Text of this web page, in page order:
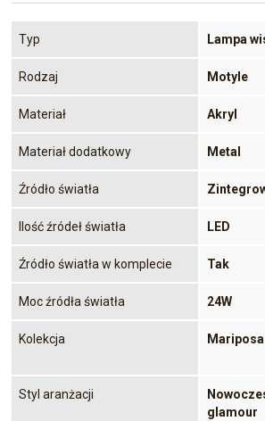
Typ Lampa
Rodzaj Motyle
Materiał Akryl
Materiał dodatkowy Metal
Źródło światła
Ilość źródeł światła LED
Źródło światła w komplecie Tak
Moc źródła światła 24W
Kolekcja Mariposa
Styl aranżacji
glamour